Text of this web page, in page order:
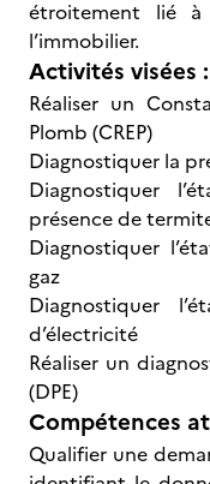
étroitement lié
l’immobilier.
Activités visées :
Réaliser un
Plomb (CREP)
Diagnostiquer la
Diagnostiquer
présence de
Diagnostiquer
gaz
Diagnostiquer
d’électricité
Réaliser un
(DPE)
Compétences
Qualifier une